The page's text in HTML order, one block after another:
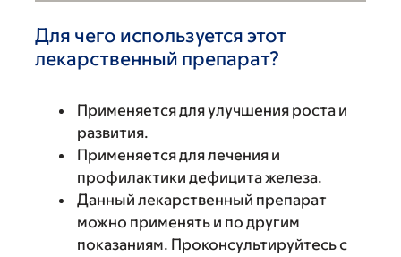
Для чего используется этот
лекарственный препарат?
Применяется для улучшения роста и
развития.
Применяется для лечения и
профилактики дефицита железа.
Данный лекарственный препарат
можно применять и по другим
показаниям. Проконсультируйтесь с